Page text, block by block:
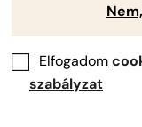
Elfogadom
szabályzat